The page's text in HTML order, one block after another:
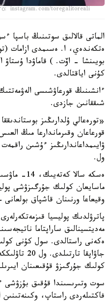
instagram.com/toregalitoreali
الماتى قالالىق سوتىنىڭ باسپا
ەتكەندەي، ا. ەسىمدى ازامات
كۇنى اياقتالدى.
ءانشىنىڭ قورعاۋشىسى
شىققانىن جازدى.
«تورەعالي ۇلدارىڭىز
قورعاعان وقىرماندارعا مىڭ
ۋايىمداعاندارىڭىز ءۇشىن
ول.
ەسكە سالا
ماسايعان كولىك جۇرگىزۋشى
وقيعاعا ورنىنان قاشپاق بولعانى
پاترۋلدىك پوليسيا
مەديتسينالىق ساراپتاما
ەكەنى راستالدى. سول كۇنى
كولىك جۇرگىزۋ قۇقىعىنان
سوت وتىرىسىندا قۇقىق بۇزۋشى
فاكتىلەردى راستاپ، وكىنەتىنىن